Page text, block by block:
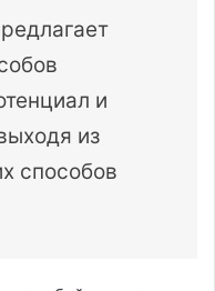
и
из
способов